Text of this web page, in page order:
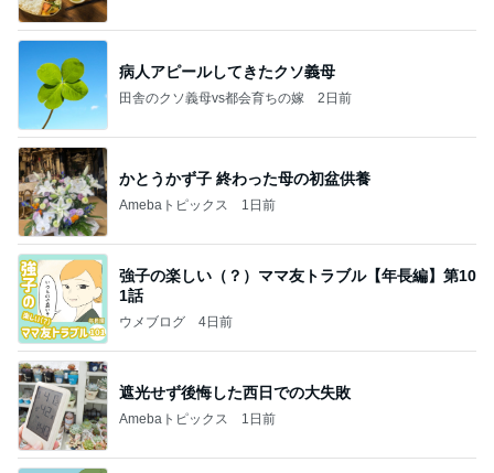
病人アピールしてきたクソ義母
田舎のクソ義母vs都会育ちの嫁 2日前
かとうかず子 終わった母の初盆供養
Amebaトピックス 1日前
強子の楽しい（？）ママ友トラブル【年長編】第10
1話
ウメブログ 4日前
遮光せず後悔した西日での大失敗
Amebaトピックス 1日前